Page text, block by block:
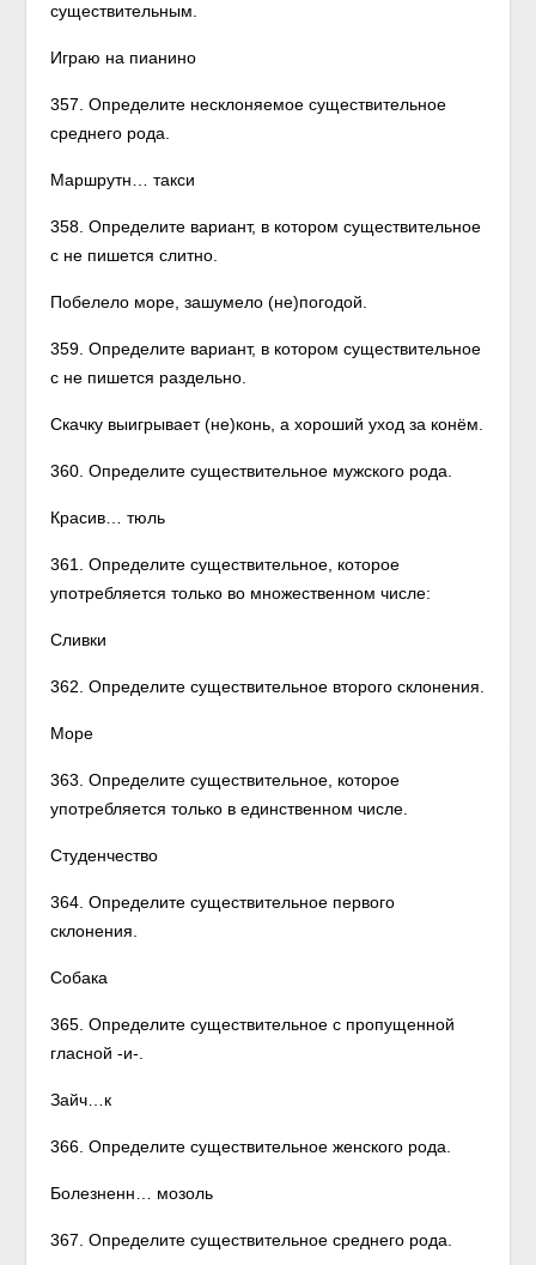
существительным.
Играю на пианино
357. Определите несклоняемое существительное
среднего рода.
Маршрутн… такси
358. Определите вариант, в котором существительное
с не пишется слитно.
Побелело море, зашумело (не)погодой.
359. Определите вариант, в котором существительное
с не пишется раздельно.
Скачку выигрывает (не)конь, а хороший уход за конём.
360. Определите существительное мужского рода.
Красив… тюль
361. Определите существительное, которое
употребляется только во множественном числе:
Сливки
362. Определите существительное второго склонения.
Море
363. Определите существительное, которое
употребляется только в единственном числе.
Студенчество
364. Определите существительное первого
склонения.
Собака
365. Определите существительное с пропущенной
гласной -и-.
Зайч…к
366. Определите существительное женского рода.
Болезненн… мозоль
367. Определите существительное среднего рода.